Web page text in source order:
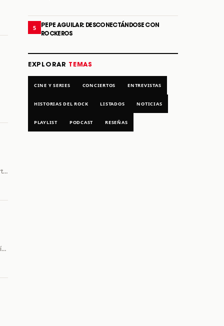
5
PEPE AGUILAR: DESCONECTÁNDOSE CON
ROCKEROS
EXPLORAR TEMAS
CINE Y SERIES CONCIERTOS ENTREVISTAS
HISTORIAS DEL ROCK LISTADOS NOTICIAS
PLAYLIST PODCAST RESEÑAS